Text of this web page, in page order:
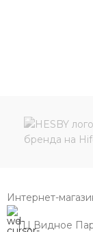
Интернет-
ТЦ Видное